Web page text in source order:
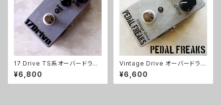
17 Drive TS系オーバードライ
ブキット【BASIC KIT】
¥6,800
Vintage Drive オーバードライ
ブキット【PEDAL FREAKS】
¥6,600